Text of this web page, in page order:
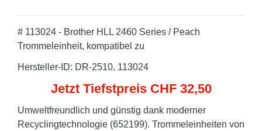
# 113024 - Brother HLL 2460 Series / Peach
Trommeleinheit, kompatibel zu
Hersteller-ID: DR-2510, 113024
Jetzt Tiefstpreis CHF 32,50
Umweltfreundlich und günstig dank moderner
Recyclingtechnologie (652199). Trommeleinheiten von